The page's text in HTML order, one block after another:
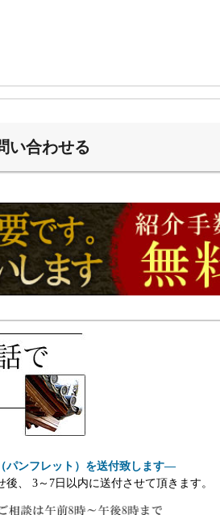
い合わせる
パンフレット）を送付致します―
後、 3～7日以内に送付させて頂きます。